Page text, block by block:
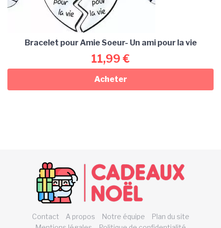
Bracelet pour Amie Soeur- Un ami pour la vie
11,99 €
Acheter
Contact A propos Notre équipe
Plan du site